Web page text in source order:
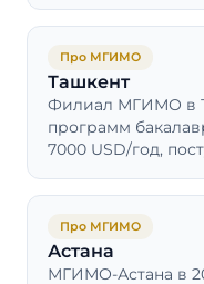
Про МГИМО
Ташкент
Филиал МГИМО в
программ
7000 USD/год,
Про МГИМО
Астана
МГИМО-Астана в